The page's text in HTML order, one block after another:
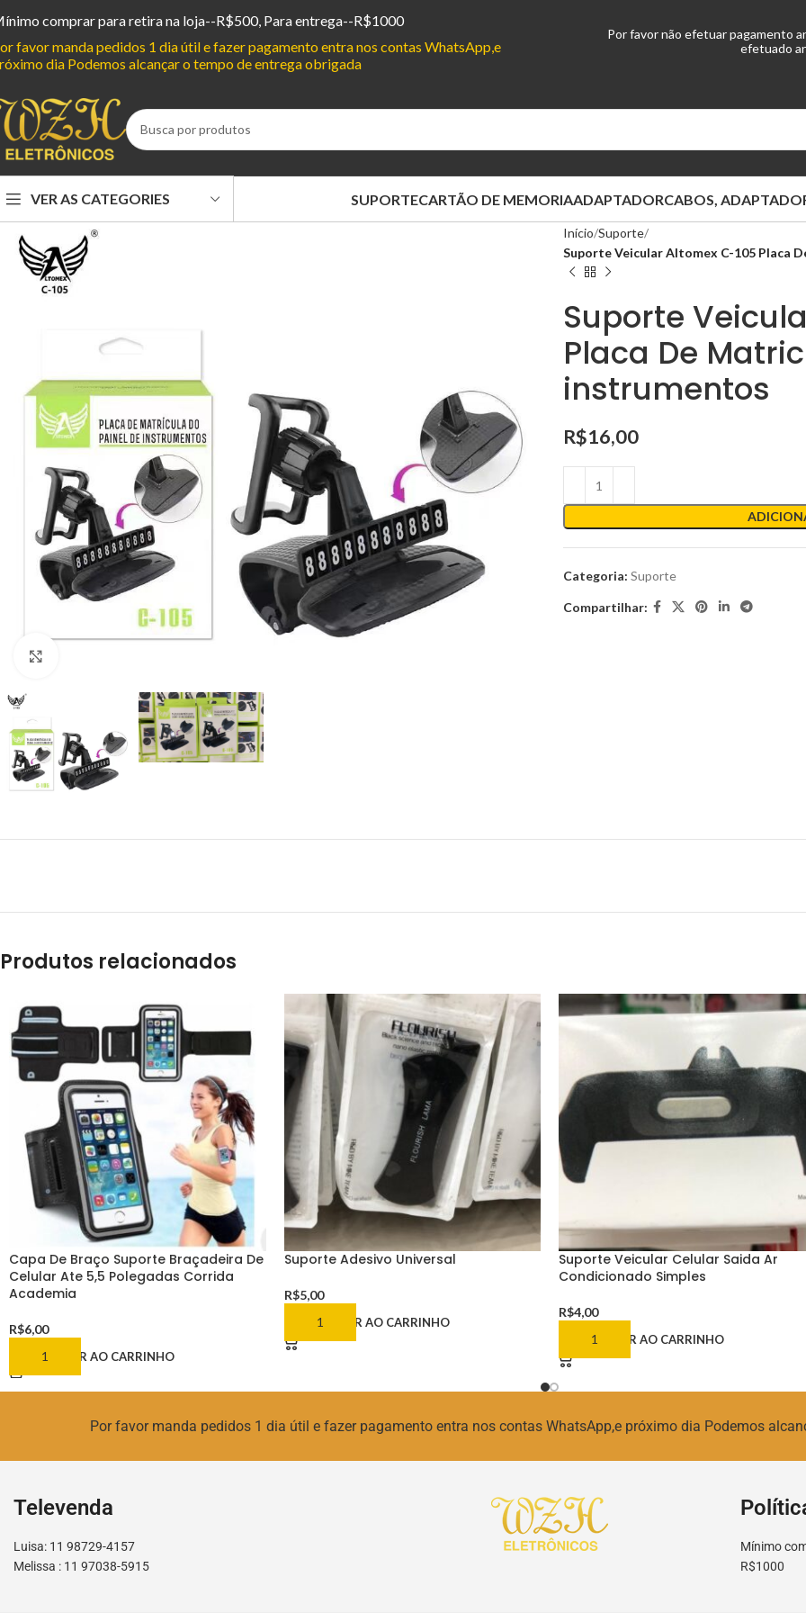
comprar para retira na loja--R$500, Para entrega--R$1000
favor manda pedidos 1 dia útil e fazer pagamento entra nos contas WhatsApp,e
dia Podemos alcançar o tempo de entrega obrigada
Por favor não efetuar pagamento
efetuado
VER AS CATEGORIES SUPORTECARTÃO DE MEMORIAADAPTADORCABOS,
Início Suporte
Suporte Veicular Altomex C-105 Placa
Suporte
Placa De
instrumentos
R$16,00
Categoria: Suporte
Compartilhar:
Produtos relacionados
Capa De Braço Suporte Braçadeira De
Celular Ate 5,5 Polegadas Corrida
Academia
R$6,00
ADICIONAR AO CARRINHO
Suporte Adesivo Universal
R$5,00
ADICIONAR AO CARRINHO
Suporte Veicular Celular Saida Ar
Condicionado Simples
R$4,00
ADICIONAR AO CARRINHO
Por favor manda pedidos 1 dia útil e fazer pagamento entra nos contas WhatsApp,e próximo dia Podemos
Televenda
Luisa: 11 98729-4157
Melissa : 11 97038-5915
Mínimo
R$1000